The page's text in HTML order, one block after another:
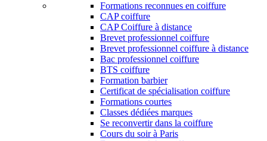
Formations reconnues en coiffure
CAP coiffure
CAP Coiffure à distance
Brevet professionnel coiffure
Brevet professionnel coiffure à distance
Bac professionnel coiffure
BTS coiffure
Formation barbier
Certificat de spécialisation coiffure
Formations courtes
Classes dédiées marques
Se reconvertir dans la coiffure
Cours du soir à Paris